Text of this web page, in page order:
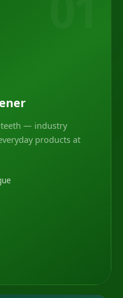
— industry
products at